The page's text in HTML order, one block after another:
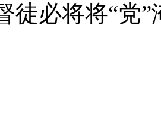
徒必将将“党”